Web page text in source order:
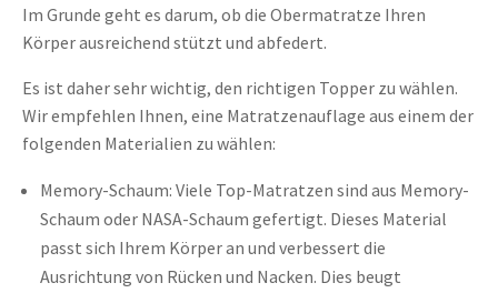
Im Grunde geht es darum, ob die Obermatratze Ihren
Körper ausreichend stützt und abfedert.
Es ist daher sehr wichtig, den richtigen Topper zu wählen.
Wir empfehlen Ihnen, eine Matratzenauflage aus einem der
folgenden Materialien zu wählen:
Memory-Schaum: Viele Top-Matratzen sind aus Memory-
Schaum oder NASA-Schaum gefertigt. Dieses Material
passt sich Ihrem Körper an und verbessert die
Ausrichtung von Rücken und Nacken. Dies beugt